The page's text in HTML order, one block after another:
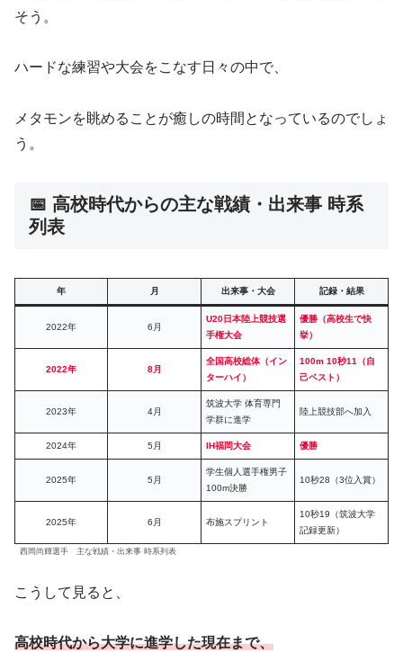
そう。
ハードな練習や大会をこなす日々の中で、
メタモンを眺めることが癒しの時間となっているのでしょ
う。
📅 高校時代からの主な戦績・出来事 時系
列表
年 月 出来事・大会 記録・結果
2022年 6月
U20日本陸上競技選
手権大会
優勝（高校生で快
挙）
2022年 8月
全国高校総体（イン
ターハイ）
100m 10秒11（自
己ベスト）
2023年 4月
筑波大学 体育専門
学群に進学
陸上競技部へ加入
2024年 5月 IH福岡大会 優勝
2025年 5月
学生個人選手権男子
100m決勝
10秒28（3位入賞）
2025年 6月 布施スプリント
10秒19（筑波大学
記録更新）
西岡尚輝選手 主な戦績・出来事 時系列表
こうして見ると、
高校時代から大学に進学した現在まで、